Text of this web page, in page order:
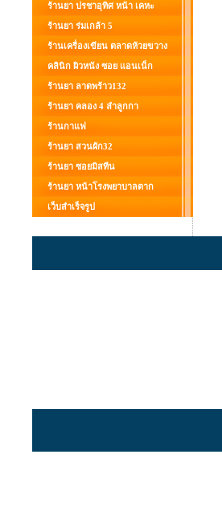
ร้านยา ปรชาอุทิศ หน้า เคหะ
ร้านยา ร่มเกล้า 5
ร้านเครื่องเขียน ตลาดห้วยขวาง
คลินิก ผิวหนัง ซอย แอนเน็ก
ร้านยา ลาดพร้าว132
ร้านยา คลอง 4 ลำลูกกา
ร้านกาแฟ
ร้านยา สวนผัก32
ร้านยา ซอยมิสทีน
ร้านยา หน้าโรงพยาบาลตาก
เว็บสำเร็จรูป